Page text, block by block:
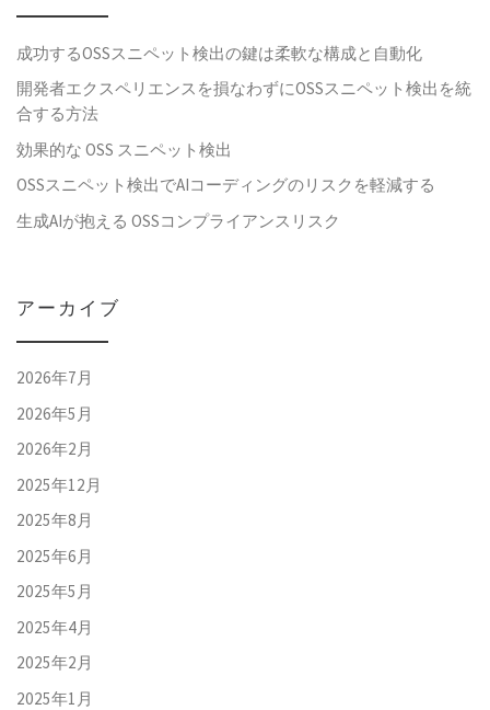
成功するOSSスニペット検出の鍵は柔軟な構成と自動化
開発者エクスペリエンスを損なわずにOSSスニペット検出を統
合する方法
効果的な OSS スニペット検出
OSSスニペット検出でAIコーディングのリスクを軽減する
生成AIが抱える OSSコンプライアンスリスク
アーカイブ
2026年7月
2026年5月
2026年2月
2025年12月
2025年8月
2025年6月
2025年5月
2025年4月
2025年2月
2025年1月